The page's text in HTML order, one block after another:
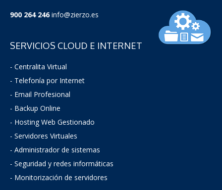
900 264 246info@zierzo.es
SERVICIOS CLOUD E INTERNET
- Centralita Virtual
- Telefonía por Internet
- Email Profesional
- Backup Online
- Hosting Web Gestionado
- Servidores Virtuales
- Administrador de sistemas
- Seguridad y redes informáticas
- Monitorización de servidores